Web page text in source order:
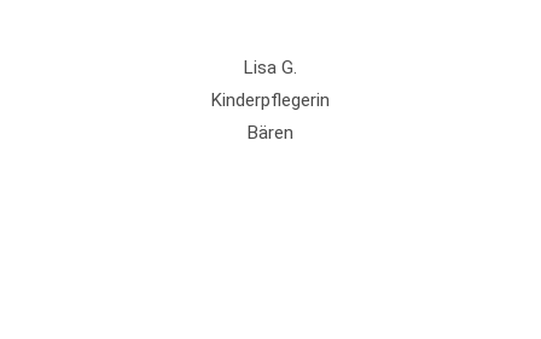
Lisa G.
Kinderpflegerin
Bären